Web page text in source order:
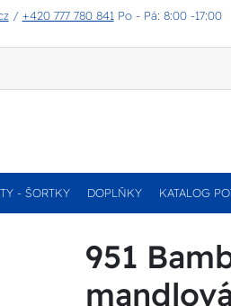
/ +420 777 780 841 Po - Pá: 8:00 -17:00
- ŠORTKY DOPLŇKY KATALOG
951